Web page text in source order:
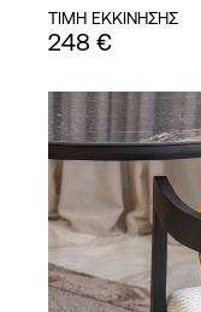
ΤΙΜΗ ΕΚΚΙΝΗΣΗΣ
248 €